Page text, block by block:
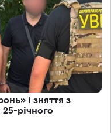
і зняття з
річного